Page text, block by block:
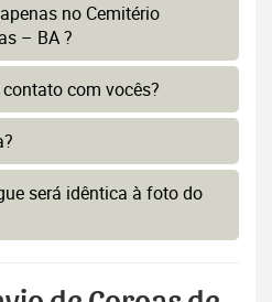
no Cemitério
– BA ?
com vocês?
será idêntica à foto do